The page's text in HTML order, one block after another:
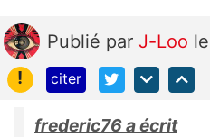
Publié par J-Loo
!
citer
frederic76 a écrit